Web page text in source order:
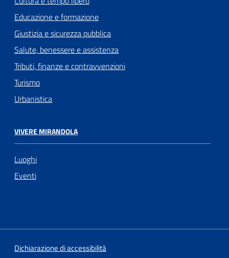
Educazione e formazione
Giustizia e sicurezza pubblica
Salute, benessere e assistenza
Tributi, finanze e contravvenzioni
Turismo
Urbanistica
VIVERE MIRANDOLA
Luoghi
Eventi
Dichiarazione di accessibilità